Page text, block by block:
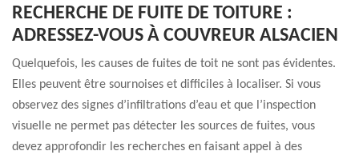
RECHERCHE DE FUITE DE TOITURE :
ADRESSEZ-VOUS À COUVREUR ALSACIEN
Quelquefois, les causes de fuites de toit ne sont pas évidentes.
Elles peuvent être sournoises et difficiles à localiser. Si vous
observez des signes d’infiltrations d’eau et que l’inspection
visuelle ne permet pas détecter les sources de fuites, vous
devez approfondir les recherches en faisant appel à des